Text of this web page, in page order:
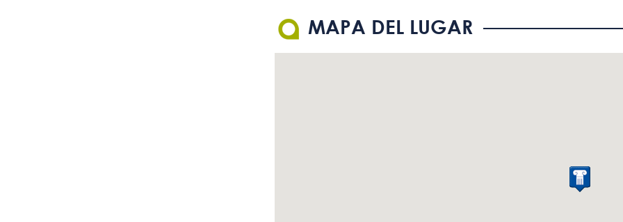
El personal conoce la Lengua de Signos Española (LSE)
MAPA DEL LUGAR